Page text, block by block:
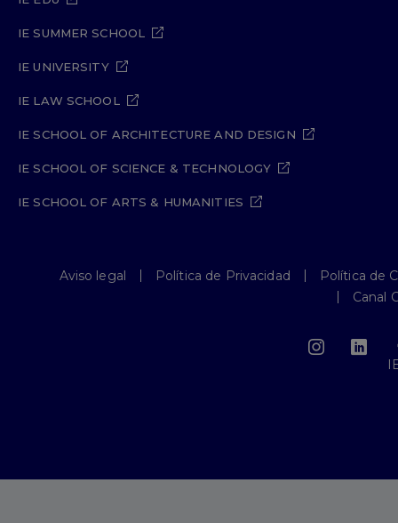
IE SUMMER SCHOOL
IE UNIVERSITY
IE LAW SCHOOL
IE SCHOOL OF ARCHITECTURE AND DESIGN
IE SCHOOL OF SCIENCE & TECHNOLOGY
IE SCHOOL OF ARTS & HUMANITIES
Aviso legal Política de Privacidad
Política de
Canal